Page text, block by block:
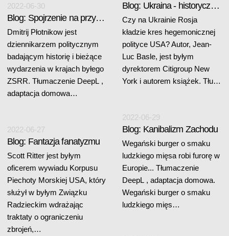
Blog: Ukraina - historyczny kataklizm
Czy na Ukrainie Rosja
kładzie kres hegemonicznej
polityce USA? Autor, Jean-
Luc Basle, jest byłym
dyrektorem Citigroup New
York i autorem książek. Tłu…
2022-06-30
Blog: Spojrzenie na przyszłość Ukrainy
Dmitrij Płotnikow jest
dziennikarzem politycznym
badającym historię i bieżące
wydarzenia w krajach byłego
ZSRR. Tłumaczenie DeepL ,
adaptacja domowa…
2022-06-29
Blog: Kanibalizm Zachodu
Wegański burger o smaku
ludzkiego mięsa robi furorę w
Europie... Tłumaczenie
DeepL , adaptacja domowa.
Wegański burger o smaku
ludzkiego mięs…
2022-06-27
Blog: Fantazja fanatyzmu
Scott Ritter jest byłym
oficerem wywiadu Korpusu
Piechoty Morskiej USA, który
służył w byłym Związku
Radzieckim wdrażając
traktaty o ograniczeniu
zbrojeń,…